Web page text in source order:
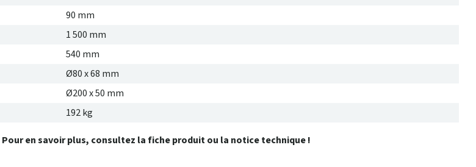
90 mm
1 500 mm
540 mm
Ø80 x 68 mm
Ø200 x 50 mm
192 kg
Pour en savoir plus, consultez la fiche produit ou la notice technique !